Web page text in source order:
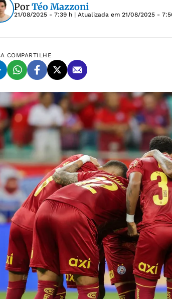
PorTéo Mazzoni
21/08/2025 - 7:39 h | Atualizada em 21/08/2025 -
COMPARTILHE